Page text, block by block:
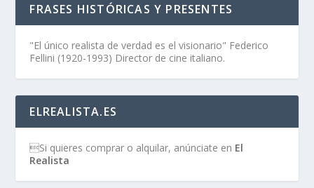
FRASES HISTÓRICAS Y PRESENTES
"El único realista de verdad es el visionario" Federico
Fellini (1920-1993) Director de cine italiano.
ELREALISTA.ES
Si quieres comprar o alquilar, anúnciate en El
Realista